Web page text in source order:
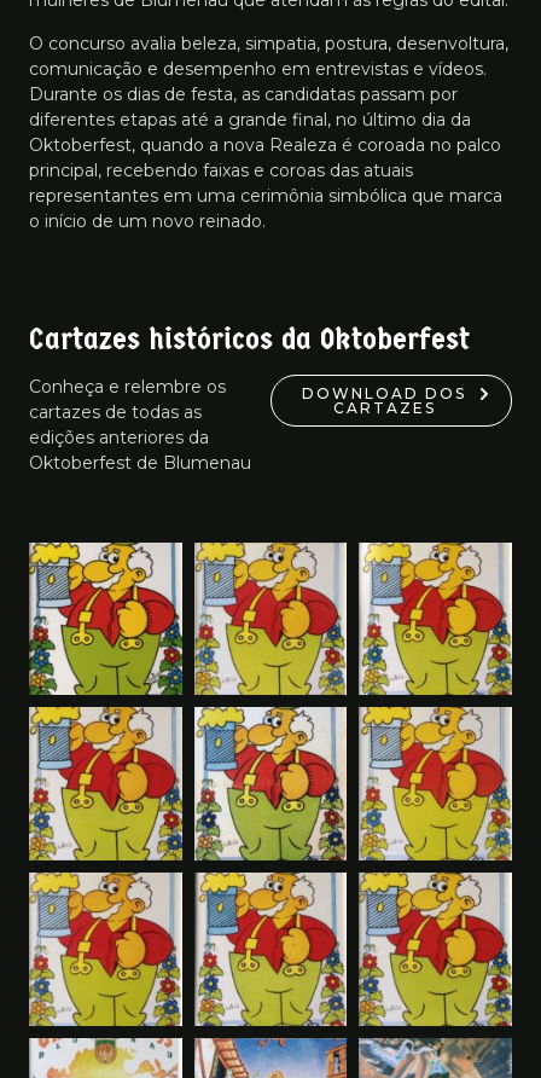
O concurso avalia beleza, simpatia, postura, desenvoltura,
comunicação e desempenho em entrevistas e vídeos.
Durante os dias de festa, as candidatas passam por
diferentes etapas até a grande final, no último dia da
Oktoberfest, quando a nova Realeza é coroada no palco
principal, recebendo faixas e coroas das atuais
representantes em uma cerimônia simbólica que marca
o início de um novo reinado.
Cartazes históricos da Oktoberfest
Conheça e relembre os
cartazes de todas as
edições anteriores da
Oktoberfest de Blumenau
DOWNLOAD DOS
CARTAZES